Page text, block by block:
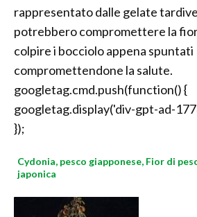
rappresentato dalle gelate
potrebbero compromettere la
colpire i bocciolo appena spuntati
compromettendone la salute.
googletag.cmd.push(function() {
googletag.display('div-gpt-ad-
});
Cydonia, pesco giapponese, Fior di
japonica